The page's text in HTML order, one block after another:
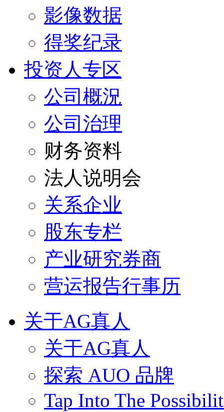
影像数据
得奖纪录
投资人专区
公司概況
公司治理
财务资料
法人说明会
关系企业
股东专栏
产业研究券商
营运报告行事历
关于AG真人
关于AG真人
探索 AUO 品牌
Tap Into The